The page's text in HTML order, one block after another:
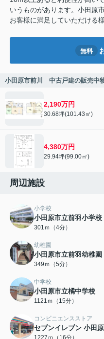
いうものがあります。小田原
お客様に満足していただける
無料
小田原市前川 中古戸建の販売中
2,190万円
30.68坪(101.43㎡)
4,380万円
29.94坪(99.00㎡)
周辺施設
小学校
小田原市立前羽小学校
301ｍ（4分）
幼稚園
小田原市立前羽幼稚園
349ｍ（5分）
中学校
小田原市立橘中学校
1121ｍ（15分）
コンビニエンスストア
セブンイレブン 小田